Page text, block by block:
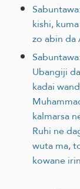
kishi,
zo abin da
Ubangiji
kadai
kalmarsa
Ruhi ne
wuta ma,
kowane